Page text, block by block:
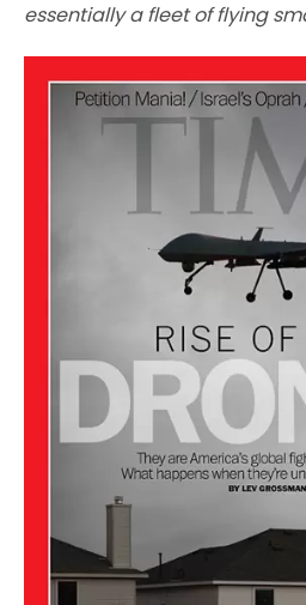
essentially a fleet of flying